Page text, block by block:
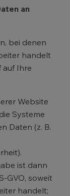
an
bei denen
handelt
auf Ihre
Website
Systeme
Daten (z. B.
ist dann
GVO, soweit
handelt;